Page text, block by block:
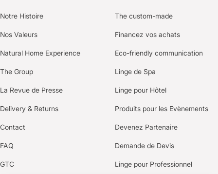
Notre Histoire
Nos Valeurs
Natural Home Experience
The Group
La Revue de Presse
Delivery & Returns
Contact
FAQ
GTC
The custom-made
Financez vos achats
Eco-friendly communication
Linge de Spa
Linge pour Hôtel
Produits pour les Evènements
Devenez Partenaire
Demande de Devis
Linge pour Professionnel